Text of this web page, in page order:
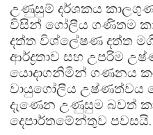
උණුසුම් දර්ශකය
විසින් ගෝලීය ගණිතම
දත්ත විශ්ලේෂණ දත්ත
ආර්ද්‍රතාව සහ උපරිම
යොදාගනිමින් ගණනය
වායුගෝලීය උෂ්ණත්වය
දැණෙන උණුසුම බවත්
දෙපාර්තමේන්තුව පවසයි.